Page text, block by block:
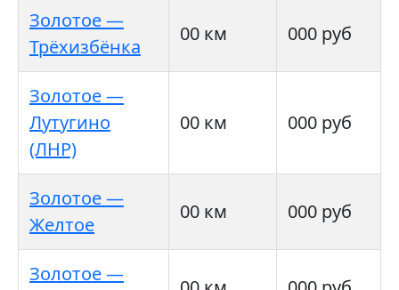
Золотое —
Трёхизбёнка
00 км 000 руб
Золотое —
Лутугино
(ЛНР)
00 км 000 руб
Золотое —
Желтое
00 км 000 руб
Золотое —